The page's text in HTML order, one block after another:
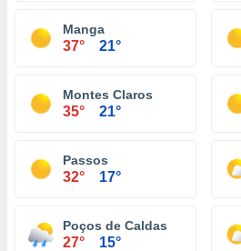
Manga
37° 21°
Montes Claros
35° 21°
Passos
32° 17°
Poços de Caldas
27° 15°